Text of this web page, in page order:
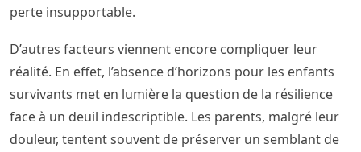
perte insupportable.
D’autres facteurs viennent encore compliquer leur
réalité. En effet, l’absence d’horizons pour les enfants
survivants met en lumière la question de la résilience
face à un deuil indescriptible. Les parents, malgré leur
douleur, tentent souvent de préserver un semblant de